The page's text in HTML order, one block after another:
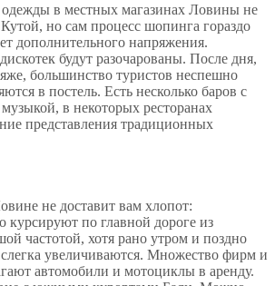
в местных магазинах Ловины не
но сам процесс шопинга гораздо
дополнительного напряжения.
будут разочарованы. После дня,
большинство туристов неспешно
в постель. Есть несколько баров с
в некоторых ресторанах
представления традиционных
не доставит вам хлопот:
курсируют по главной дороге из
частотой, хотя рано утром и поздно
увеличиваются. Множество фирм и
автомобили и мотоциклы в аренду.